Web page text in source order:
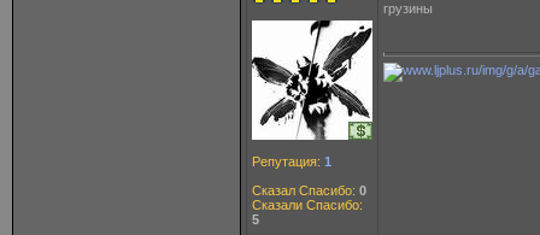
Репутация: 1
Сказал Спасибо: 0
Сказали Спасибо:
5
грузины